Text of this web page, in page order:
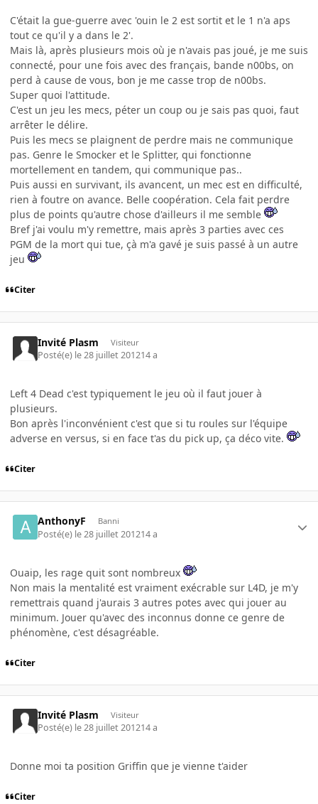
C'était la gue-guerre avec 'ouin le 2 est sortit et le 1 n'a aps
tout ce qu'il y a dans le 2'.
Mais là, après plusieurs mois où je n'avais pas joué, je me suis
connecté, pour une fois avec des français, bande n00bs, on
perd à cause de vous, bon je me casse trop de n00bs.
Super quoi l'attitude.
C'est un jeu les mecs, péter un coup ou je sais pas quoi, faut
arrêter le délire.
Puis les mecs se plaignent de perdre mais ne communique
pas. Genre le Smocker et le Splitter, qui fonctionne
mortellement en tandem, qui communique pas..
Puis aussi en survivant, ils avancent, un mec est en difficulté,
rien à foutre on avance. Belle coopération. Cela fait perdre
plus de points qu'autre chose d'ailleurs il me semble
Bref j'ai voulu m'y remettre, mais après 3 parties avec ces
PGM de la mort qui tue, çà m'a gavé je suis passé à un autre
jeu
Citer
Invité Plasm Visiteur
Posté(e) le 28 juillet 201214 a
Left 4 Dead c'est typiquement le jeu où il faut jouer à
plusieurs.
Bon après l'inconvénient c'est que si tu roules sur l'équipe
adverse en versus, si en face t'as du pick up, ça déco vite.
Citer
AnthonyF Banni
Posté(e) le 28 juillet 201214 a
Ouaip, les rage quit sont nombreux
Non mais la mentalité est vraiment exécrable sur L4D, je m'y
remettrais quand j'aurais 3 autres potes avec qui jouer au
minimum. Jouer qu'avec des inconnus donne ce genre de
phénomène, c'est désagréable.
Citer
Invité Plasm Visiteur
Posté(e) le 28 juillet 201214 a
Donne moi ta position Griffin que je vienne t'aider
Citer